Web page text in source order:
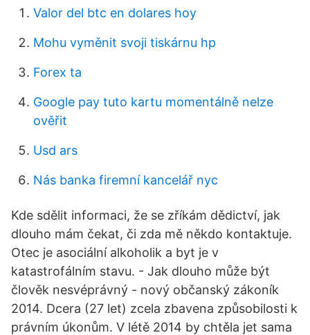
Valor del btc en dolares hoy
Mohu vyměnit svoji tiskárnu hp
Forex ta
Google pay tuto kartu momentálně nelze
ověřit
Usd ars
Nás banka firemní kancelář nyc
Kde sdělit informaci, že se zříkám dědictví, jak
dlouho mám čekat, či zda mě někdo kontaktuje.
Otec je asociální alkoholik a byt je v
katastrofálním stavu. - Jak dlouho může být
člověk nesvéprávný - nový občanský zákoník
2014. Dcera (27 let) zcela zbavena způsobilosti k
právním úkonům. V létě 2014 by chtěla jet sama